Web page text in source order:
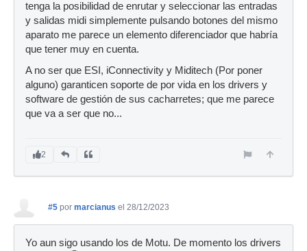
tenga la posibilidad de enrutar y seleccionar las entradas
y salidas midi simplemente pulsando botones del mismo
aparato me parece un elemento diferenciador que habría
que tener muy en cuenta.
A no ser que ESI, iConnectivity y Miditech (Por poner
alguno) garanticen soporte de por vida en los drivers y
software de gestión de sus cacharretes; que me parece
que va a ser que no...
2
#5 por marcianus el 28/12/2023
Yo aun sigo usando los de Motu. De momento los drivers